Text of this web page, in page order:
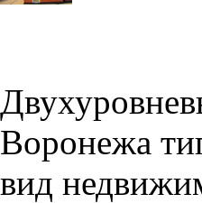
Воронежа
вид